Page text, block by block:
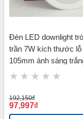
Đèn LED downlight
trần 7W kích thước lỗ
105mm ánh sáng
Philips 59448 MESON
192,150đ
97,997đ